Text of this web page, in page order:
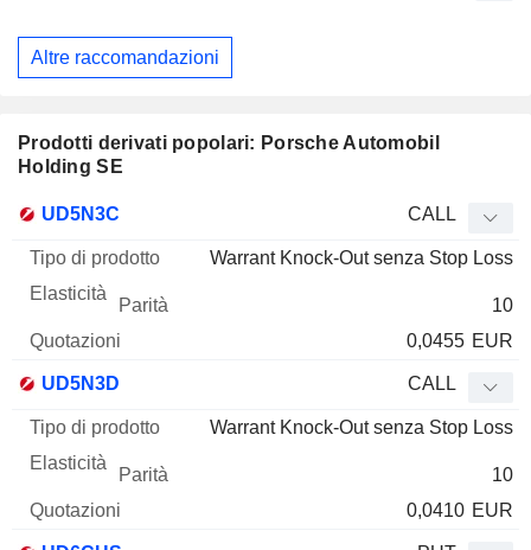
Altre raccomandazioni
Prodotti derivati popolari: Porsche Automobil
Holding SE
UD5N3C CALL
Warrant Knock-Out senza Stop Loss
10
0,0455 EUR
UD5N3D CALL
Warrant Knock-Out senza Stop Loss
10
0,0410 EUR